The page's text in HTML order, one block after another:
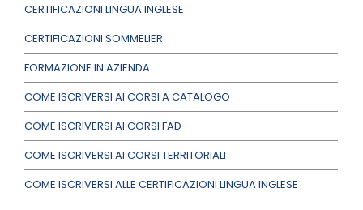
CERTIFICAZIONI LINGUA INGLESE
CERTIFICAZIONI SOMMELIER
FORMAZIONE IN AZIENDA
COME ISCRIVERSI AI CORSI A CATALOGO
COME ISCRIVERSI AI CORSI FAD
COME ISCRIVERSI AI CORSI TERRITORIALI
COME ISCRIVERSI ALLE CERTIFICAZIONI LINGUA INGLESE